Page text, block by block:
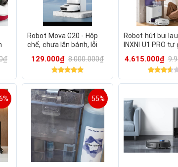
Robot Mova G20 - Hộp
chế, chưa lăn bánh, lỗi
Bản nội địa
129.000₫ 8.000.000₫
Robot hút bụi
INXNI U1 PRO
bạc, bản Q.Tế
4.615.000₫
55%